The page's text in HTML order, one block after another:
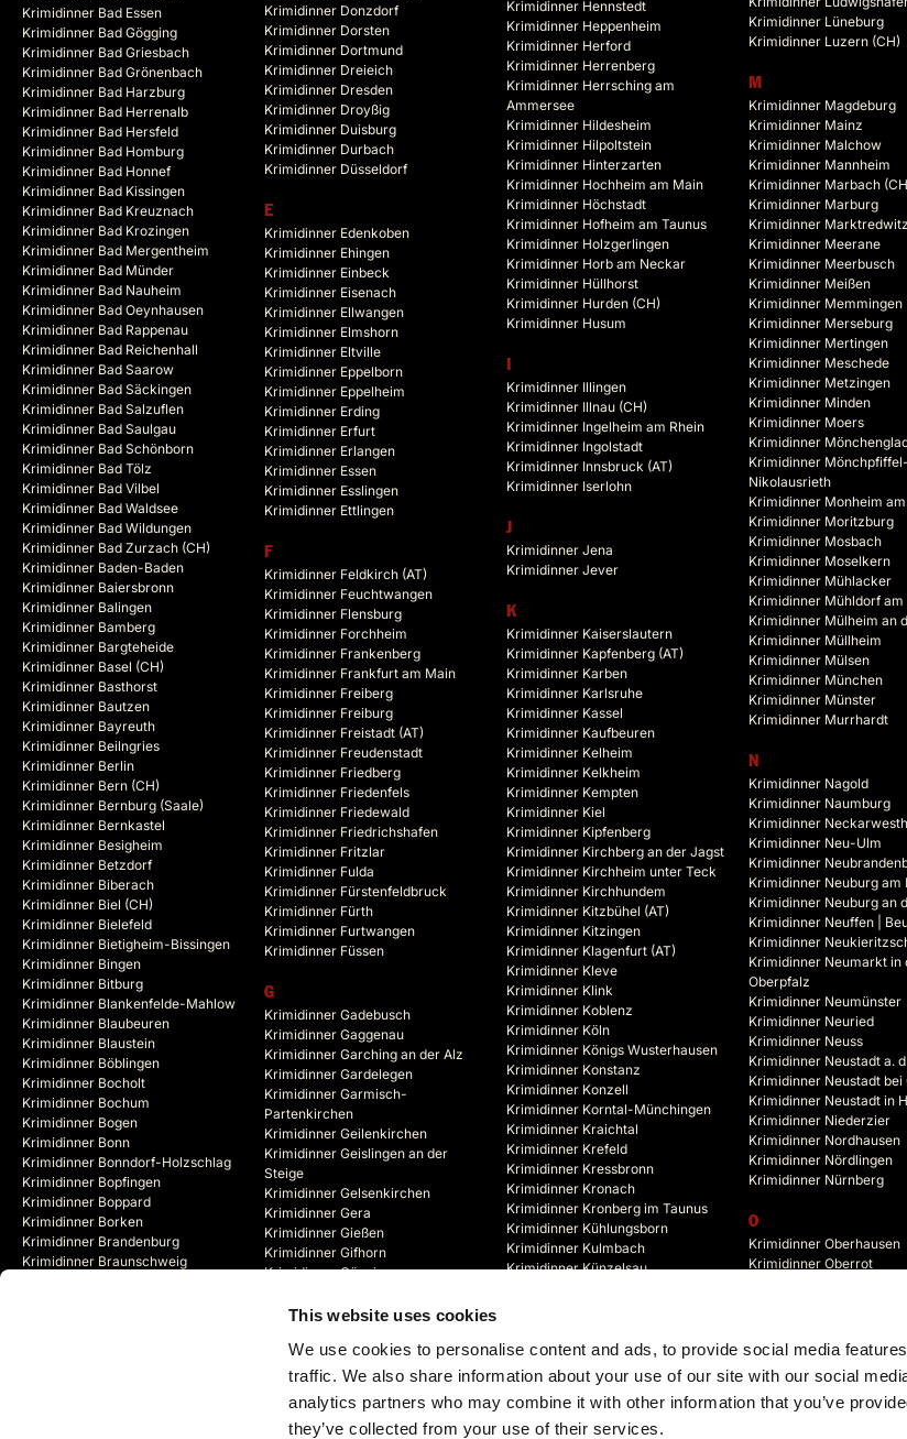
This website uses cookies
We use cookies to personalise content and ads, to provide social media
traffic. We also share information about your use of our site with our social
analytics partners who may combine it with other information that you’ve
they’ve collected from your use of their services.
Krimidinner Bad Essen
Krimidinner Bad Gögging
Krimidinner Bad Griesbach
Krimidinner Bad Grönenbach
Krimidinner Bad Harzburg
Krimidinner Bad Herrenalb
Krimidinner Bad Hersfeld
Krimidinner Bad Homburg
Krimidinner Bad Honnef
Krimidinner Bad Kissingen
Krimidinner Bad Kreuznach
Krimidinner Bad Krozingen
Krimidinner Bad Mergentheim
Krimidinner Bad Münder
Krimidinner Bad Nauheim
Krimidinner Bad Oeynhausen
Krimidinner Bad Rappenau
Krimidinner Bad Reichenhall
Krimidinner Bad Saarow
Krimidinner Bad Säckingen
Krimidinner Bad Salzuflen
Krimidinner Bad Saulgau
Krimidinner Bad Schönborn
Krimidinner Bad Tölz
Krimidinner Bad Vilbel
Krimidinner Bad Waldsee
Krimidinner Bad Wildungen
Krimidinner Bad Zurzach (CH)
Krimidinner Baden-Baden
Krimidinner Baiersbronn
Krimidinner Balingen
Krimidinner Bamberg
Krimidinner Bargteheide
Krimidinner Basel (CH)
Krimidinner Basthorst
Krimidinner Bautzen
Krimidinner Bayreuth
Krimidinner Beilngries
Krimidinner Berlin
Krimidinner Bern (CH)
Krimidinner Bernburg (Saale)
Krimidinner Bernkastel
Krimidinner Besigheim
Krimidinner Betzdorf
Krimidinner Biberach
Krimidinner Biel (CH)
Krimidinner Bielefeld
Krimidinner Bietigheim-Bissingen
Krimidinner Bingen
Krimidinner Bitburg
Krimidinner Blankenfelde-Mahlow
Krimidinner Blaubeuren
Krimidinner Blaustein
Krimidinner Böblingen
Krimidinner Bocholt
Krimidinner Bochum
Krimidinner Bogen
Krimidinner Bonn
Krimidinner Bonndorf-Holzschlag
Krimidinner Bopfingen
Krimidinner Boppard
Krimidinner Borken
Krimidinner Brandenburg
Krimidinner Braunschweig
Krimidinner Donzdorf
Krimidinner Dorsten
Krimidinner Dortmund
Krimidinner Dreieich
Krimidinner Dresden
Krimidinner Droyßig
Krimidinner Duisburg
Krimidinner Durbach
Krimidinner Düsseldorf
E
Krimidinner Edenkoben
Krimidinner Ehingen
Krimidinner Einbeck
Krimidinner Eisenach
Krimidinner Ellwangen
Krimidinner Elmshorn
Krimidinner Eltville
Krimidinner Eppelborn
Krimidinner Eppelheim
Krimidinner Erding
Krimidinner Erfurt
Krimidinner Erlangen
Krimidinner Essen
Krimidinner Esslingen
Krimidinner Ettlingen
F
Krimidinner Feldkirch (AT)
Krimidinner Feuchtwangen
Krimidinner Flensburg
Krimidinner Forchheim
Krimidinner Frankenberg
Krimidinner Frankfurt am Main
Krimidinner Freiberg
Krimidinner Freiburg
Krimidinner Freistadt (AT)
Krimidinner Freudenstadt
Krimidinner Friedberg
Krimidinner Friedenfels
Krimidinner Friedewald
Krimidinner Friedrichshafen
Krimidinner Fritzlar
Krimidinner Fulda
Krimidinner Fürstenfeldbruck
Krimidinner Fürth
Krimidinner Furtwangen
Krimidinner Füssen
G
Krimidinner Gadebusch
Krimidinner Gaggenau
Krimidinner Garching an der Alz
Krimidinner Gardelegen
Krimidinner Garmisch-
Partenkirchen
Krimidinner Geilenkirchen
Krimidinner Geislingen an der
Steige
Krimidinner Gelsenkirchen
Krimidinner Gera
Krimidinner Gießen
Krimidinner Gifhorn
Krimidinner Göppingen
Krimidinner Goslar
Krimidinner Göttingen
Krimidinner Hennstedt
Krimidinner Heppenheim
Krimidinner Herford
Krimidinner Herrenberg
Krimidinner Herrsching am
Ammersee
Krimidinner Hildesheim
Krimidinner Hilpoltstein
Krimidinner Hinterzarten
Krimidinner Hochheim am Main
Krimidinner Höchstadt
Krimidinner Hofheim am Taunus
Krimidinner Holzgerlingen
Krimidinner Horb am Neckar
Krimidinner Hüllhorst
Krimidinner Hurden (CH)
Krimidinner Husum
Krimidinner Illingen
Krimidinner Illnau (CH)
Krimidinner Ingelheim am Rhein
Krimidinner Ingolstadt
Krimidinner Innsbruck (AT)
Krimidinner Iserlohn
J
Krimidinner Jena
Krimidinner Jever
K
Krimidinner Kaiserslautern
Krimidinner Kapfenberg (AT)
Krimidinner Karben
Krimidinner Karlsruhe
Krimidinner Kassel
Krimidinner Kaufbeuren
Krimidinner Kelheim
Krimidinner Kelkheim
Krimidinner Kempten
Krimidinner Kiel
Krimidinner Kipfenberg
Krimidinner Kirchberg an der Jagst
Krimidinner Kirchheim unter Teck
Krimidinner Kirchhundem
Krimidinner Kitzbühel (AT)
Krimidinner Kitzingen
Krimidinner Klagenfurt (AT)
Krimidinner Kleve
Krimidinner Klink
Krimidinner Koblenz
Krimidinner Köln
Krimidinner Königs Wusterhausen
Krimidinner Konstanz
Krimidinner Konzell
Krimidinner Korntal-Münchingen
Krimidinner Kraichtal
Krimidinner Krefeld
Krimidinner Kressbronn
Krimidinner Kronach
Krimidinner Kronberg im Taunus
Krimidinner Kühlungsborn
Krimidinner Kulmbach
Krimidinner Künzelsau
Krimidinner Lahr
Krimidinner Lüneburg
Krimidinner Luzern (CH)
M
Krimidinner Magdeburg
Krimidinner Mainz
Krimidinner Malchow
Krimidinner Mannheim
Krimidinner Marbach
Krimidinner Marburg
Krimidinner Marktredwitz
Krimidinner Meerane
Krimidinner Meerbusch
Krimidinner Meißen
Krimidinner Memmingen
Krimidinner Merseburg
Krimidinner Mertingen
Krimidinner Meschede
Krimidinner Metzingen
Krimidinner Minden
Krimidinner Moers
Krimidinner
Krimidinner Mönchpfiffel-
Nikolausrieth
Krimidinner Monheim
Krimidinner Moritzburg
Krimidinner Mosbach
Krimidinner Moselkern
Krimidinner Mühlacker
Krimidinner Mühldorf am
Krimidinner Mülheim an
Krimidinner Müllheim
Krimidinner Mülsen
Krimidinner München
Krimidinner Münster
Krimidinner Murrhardt
N
Krimidinner Nagold
Krimidinner Naumburg
Krimidinner
Krimidinner Neu-Ulm
Krimidinner
Krimidinner Neuburg am
Krimidinner Neuburg an
Krimidinner Neuffen |
Krimidinner
Krimidinner Neumarkt in
Oberpfalz
Krimidinner Neumünster
Krimidinner Neuried
Krimidinner Neuss
Krimidinner Neustadt a.
Krimidinner Neustadt bei
Krimidinner Neustadt in
Krimidinner Niederzier
Krimidinner Nordhausen
Krimidinner Nördlingen
Krimidinner Nürnberg
O
Krimidinner Oberhausen
Krimidinner Oberrot
Krimidinner Offenbach